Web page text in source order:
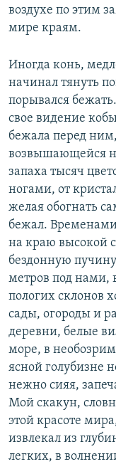
воздухе по этим
мире краям.
Иногда конь,
начинал тянуть
порывался
свое видение
бежала перед
возвышающейся
запаха тысяч
ногами, от
желая обогнать
бежал. Временами
на краю высокой
бездонную
метров под нами,
пологих склонов
сады, огороды и
деревни, белые
море, в
ясной голубизне
нежно сияя,
Мой скакун,
этой красоте
извлекал из
легких, в